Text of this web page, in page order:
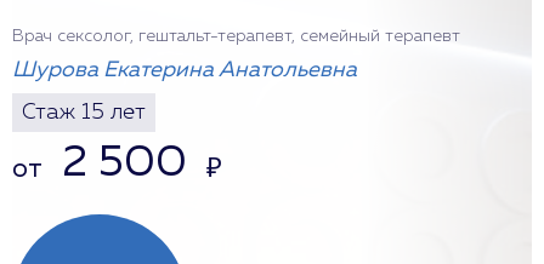
Врач сексолог, гештальт-терапевт, семейный терапевт
Шурова Екатерина Анатольевна
Стаж 15 лет
от 2 500 ₽